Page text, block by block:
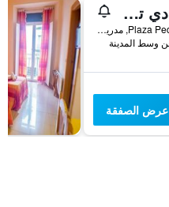
إل باتيو دي تشويكا - هوستل
Plaza Pedro Zerolo, 3, مدريد, أسبانيا
عرض الصفقة